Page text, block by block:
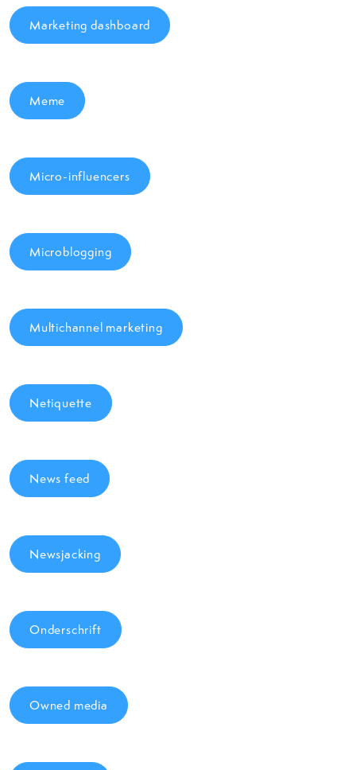
Marketing dashboard
Meme
Micro-influencers
Microblogging
Multichannel marketing
Netiquette
News feed
Newsjacking
Onderschrift
Owned media